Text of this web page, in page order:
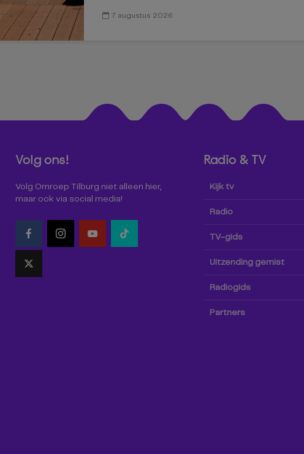
7 augustus 2026
Volg ons!
Volg Omroep Tilburg niet alleen hier,
maar ook via social media!
Radio & TV
Kijk tv
Radio
TV-gids
Uitzending gemist
Radiogids
Partners